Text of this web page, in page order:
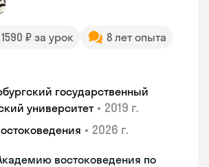
₽ за урок
8 лет опыта
государственный
университет • 2019 г.
• 2026 г.
востоковедения по